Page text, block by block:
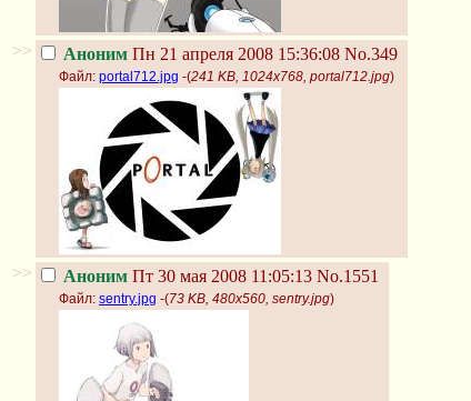
>> Аноним Пн 21 апреля 2008 15:36:08 No.349
Файл: portal712.jpg -(241 KB, 1024x768, portal712.jpg)
>> Аноним Пт 30 мая 2008 11:05:13 No.1551
Файл: sentry.jpg -(73 KB, 480x560, sentry.jpg)